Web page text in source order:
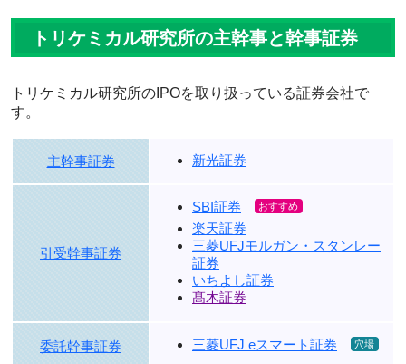
トリケミカル研究所の主幹事と幹事証券
トリケミカル研究所のIPOを取り扱っている証券会社で
す。
主幹事証券 新光証券
引受幹事証券
SBI証券
楽天証券
三菱UFJモルガン・スタンレー
証券
いちよし証券
髙木証券
委託幹事証券 三菱UFJ eスマート証券